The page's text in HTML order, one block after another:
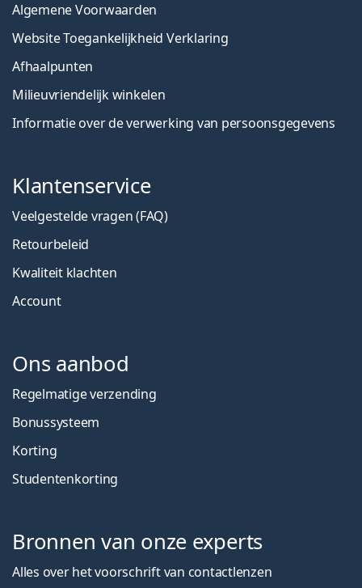
Algemene Voorwaarden
Website Toegankelijkheid Verklaring
Afhaalpunten
Milieuvriendelijk winkelen
Informatie over de verwerking van persoonsgegevens
Klantenservice
Veelgestelde vragen (FAQ)
Retourbeleid
Kwaliteit klachten
Account
Ons aanbod
Regelmatige verzending
Bonussysteem
Korting
Studentenkorting
Bronnen van onze experts
Alles over het voorschrift van contactlenzen